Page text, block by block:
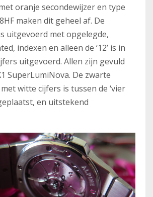
oranje secondewijzer en type
maken dit geheel af. De
uitgevoerd met opgelegde,
indexen en alleen de ‘12’ is in
uitgevoerd. Allen zijn gevuld
SuperLumiNova. De zwarte
witte cijfers is tussen de ‘vier
en uitstekend